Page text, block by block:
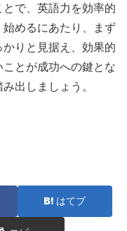
で、英語力を効率的
めるにあたり、まず
りと見据え、効果的
とが成功への鍵とな
出しましょう。
はてブ